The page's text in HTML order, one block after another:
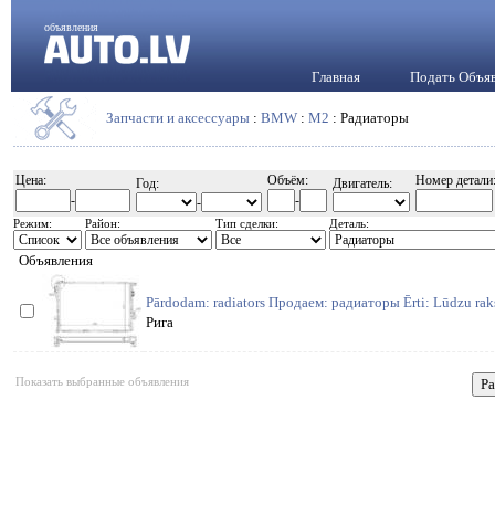
объявления
Главная Подать
Запчасти и аксессуары : BMW : M2 : Радиаторы
Цена:
-
Год:
-
Объём:
-
Двигатель: Номер детали:
Режим: Район: Тип сделки: Деталь:
Объявления
Pārdodam: radiators Продаем: радиаторы Ērti: Lūdzu
Рига
Показать выбранные объявления